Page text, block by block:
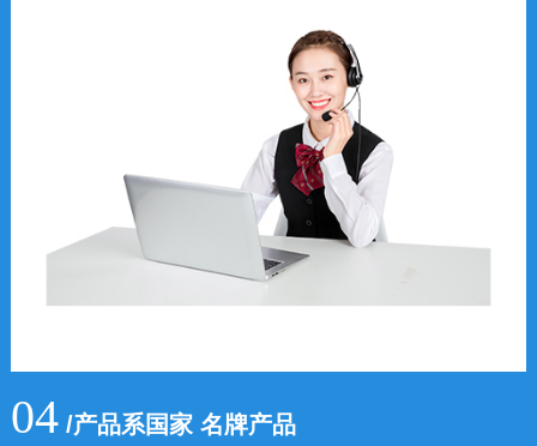
04/产品系国家 名牌产品